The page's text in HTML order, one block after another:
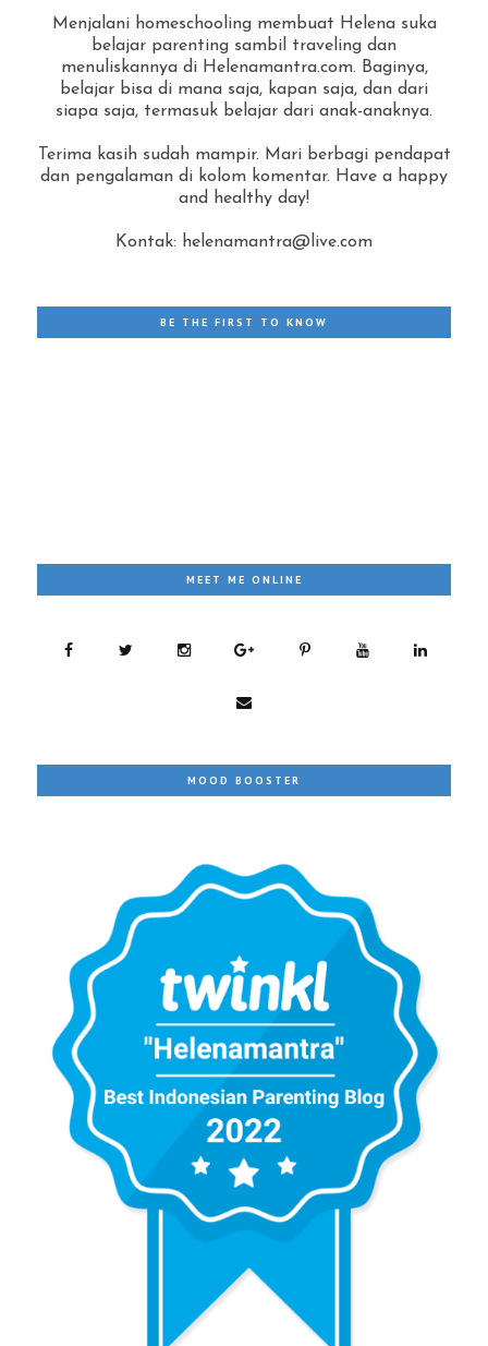
Menjalani homeschooling membuat Helena suka
belajar parenting sambil traveling dan
menuliskannya di Helenamantra.com. Baginya,
belajar bisa di mana saja, kapan saja, dan dari
siapa saja, termasuk belajar dari anak-anaknya.
Terima kasih sudah mampir. Mari berbagi pendapat
dan pengalaman di kolom komentar. Have a happy
and healthy day!
Kontak: helenamantra@live.com
BE THE FIRST TO KNOW
MEET ME ONLINE
MOOD BOOSTER